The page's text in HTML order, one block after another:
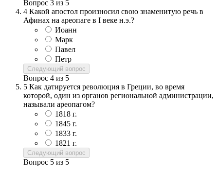
Вопрос 3 из 5
4 Какой апостол произносил свою знаменитую речь в
Афинах на ареопаге в I веке н.э.?
Иоанн
Марк
Павел
Петр
Следующий вопрос
Вопрос 4 из 5
5 Как датируется революция в Греции, во время
которой, один из органов региональной администрации,
называли ареопагом?
1818 г.
1845 г.
1833 г.
1821 г.
Следующий вопрос
Вопрос 5 из 5